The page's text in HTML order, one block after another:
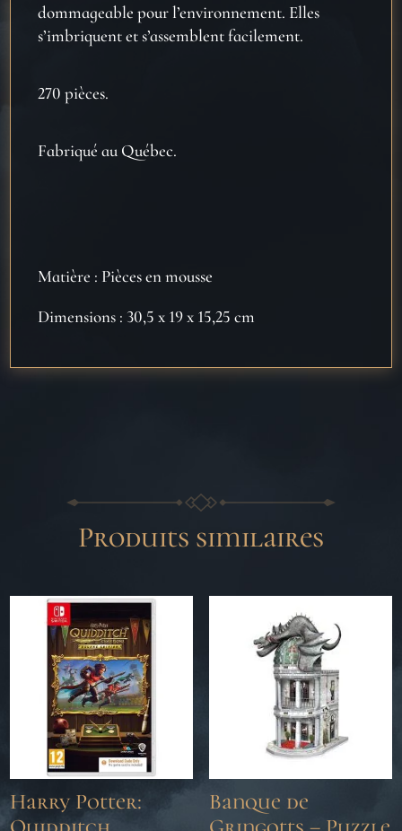
dommageable pour l’environnement. Elles
s’imbriquent et s’assemblent facilement.
270 pièces.
Fabriqué au Québec.
Matière : Pièces en mousse
Dimensions : 30,5 x 19 x 15,25 cm
Produits similaires
Harry Potter:
Banque de